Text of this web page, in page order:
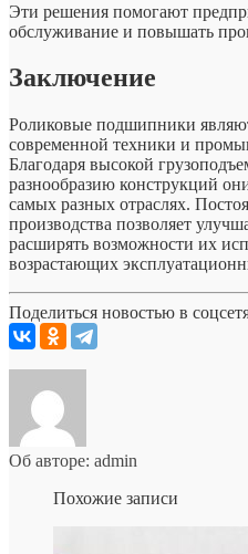
Эти решения помогают
обслуживание и повышать
Заключение
Роликовые подшипники
современной техники и
Благодаря высокой
разнообразию конструкций
самых разных отраслях.
производства позволяет
расширять возможности их
возрастающих
Поделиться новостью в
Об авторе: admin
Похожие записи